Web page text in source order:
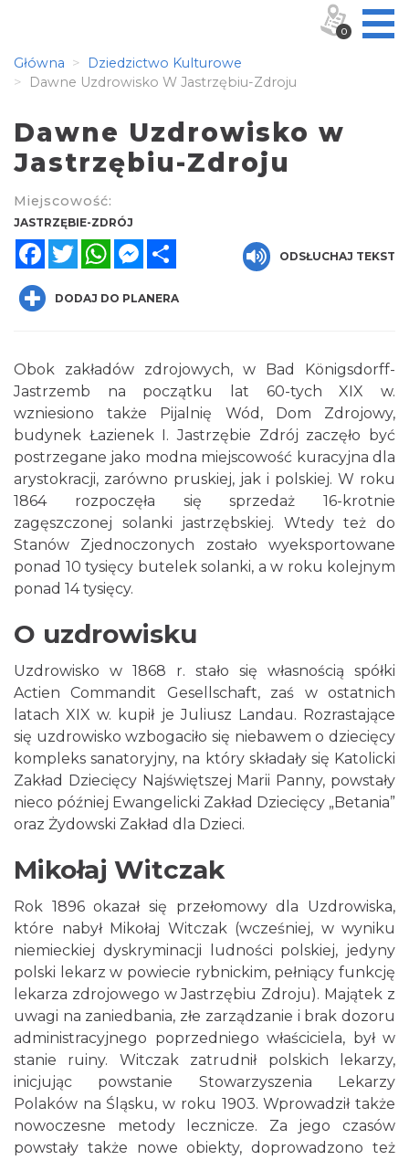
Główna
Dziedzictwo Kulturowe
Dawne Uzdrowisko W Jastrzębiu-Zdroju
Dawne Uzdrowisko w
Jastrzębiu-Zdroju
Miejscowość:
JASTRZĘBIE-ZDRÓJ
FacebookTwitterWhatsAppMessenger
ODSŁUCHAJ TEKST
DODAJ DO PLANERA
Obok zakładów zdrojowych, w Bad Königsdorff-
Jastrzemb na początku lat 60-tych XIX w.
wzniesiono także Pijalnię Wód, Dom Zdrojowy,
budynek Łazienek I. Jastrzębie Zdrój zaczęło być
postrzegane jako modna miejscowość kuracyjna dla
arystokracji, zarówno pruskiej, jak i polskiej. W roku
1864 rozpoczęła się sprzedaż 16-krotnie
zagęszczonej solanki jastrzębskiej. Wtedy też do
Stanów Zjednoczonych zostało wyeksportowane
ponad 10 tysięcy butelek solanki, a w roku kolejnym
ponad 14 tysięcy.
O uzdrowisku
Uzdrowisko w 1868 r. stało się własnością spółki
Actien Commandit Gesellschaft, zaś w ostatnich
latach XIX w. kupił je Juliusz Landau. Rozrastające
się uzdrowisko wzbogaciło się niebawem o dziecięcy
kompleks sanatoryjny, na który składały się Katolicki
Zakład Dziecięcy Najświętszej Marii Panny, powstały
nieco później Ewangelicki Zakład Dziecięcy „Betania”
oraz Żydowski Zakład dla Dzieci.
Mikołaj Witczak
Rok 1896 okazał się przełomowy dla Uzdrowiska,
które nabył Mikołaj Witczak (wcześniej, w wyniku
niemieckiej dyskryminacji ludności polskiej, jedyny
polski lekarz w powiecie rybnickim, pełniący funkcję
lekarza zdrojowego w Jastrzębiu Zdroju). Majątek z
uwagi na zaniedbania, złe zarządzanie i brak dozoru
administracyjnego poprzedniego właściciela, był w
stanie ruiny. Witczak zatrudnił polskich lekarzy,
inicjując powstanie Stowarzyszenia Lekarzy
Polaków na Śląsku, w roku 1903. Wprowadził także
nowoczesne metody lecznicze. Za jego czasów
powstały także nowe obiekty, doprowadzono też
0